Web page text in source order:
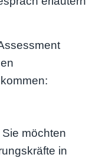
Sie möchten
in